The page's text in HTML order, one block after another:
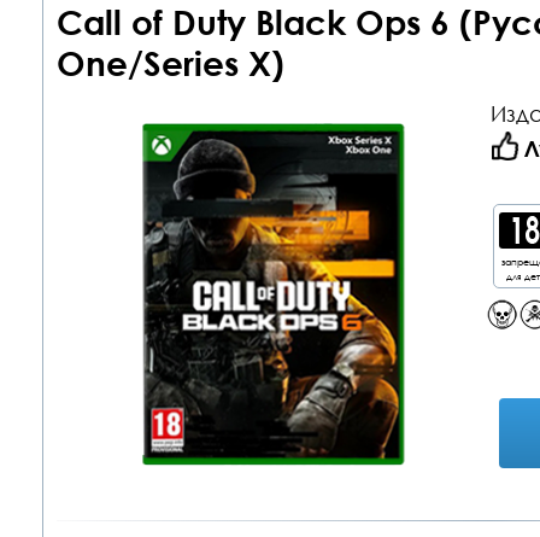
Call of Duty Black Ops 6
One/Series X)
для